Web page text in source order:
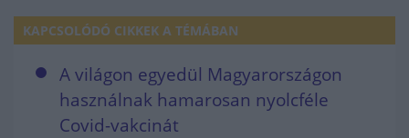
KAPCSOLÓDÓ CIKKEK A TÉMÁBAN
A világon egyedül Magyarországon
használnak hamarosan nyolcféle
Covid-vakcinát